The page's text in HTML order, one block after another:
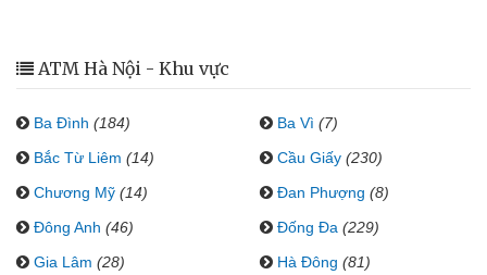
ATM Hà Nội - Khu vực
Ba Đình (184) Ba Vì (7)
Bắc Từ Liêm (14) Cầu Giấy (230)
Chương Mỹ (14) Đan Phượng (8)
Đông Anh (46) Đống Đa (229)
Gia Lâm (28) Hà Đông (81)